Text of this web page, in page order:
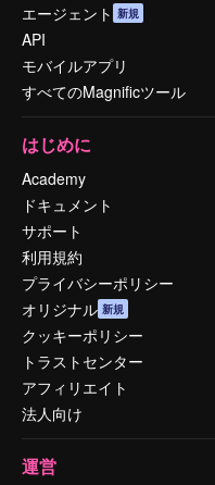
エージェント 新規
API
モバイルアプリ
すべてのMagnificツール
はじめに
Academy
ドキュメント
サポート
利用規約
プライバシーポリシー
オリジナル 新規
クッキーポリシー
トラストセンター
アフィリエイト
法人向け
運営